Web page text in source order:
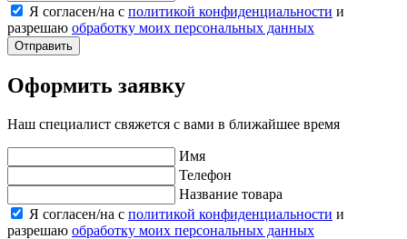
Я согласен/на с политикой конфиденциальности и
разрешаю обработку моих персональных данных
Отправить
Оформить заявку
Наш специалист свяжется с вами в ближайшее время
Имя
Телефон
Название товара
Я согласен/на с политикой конфиденциальности и
разрешаю обработку моих персональных данных